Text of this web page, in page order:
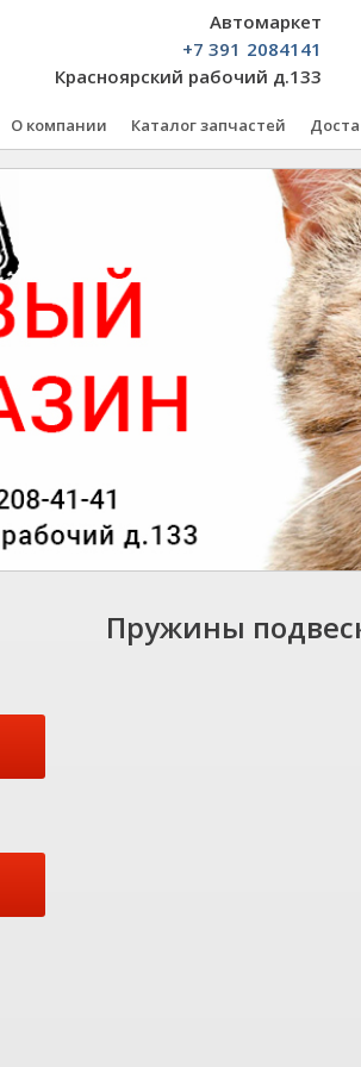
Автомаркет
+7 391 2084141
Красноярский рабочий д.133
О компании Каталог запчастей
Пружины